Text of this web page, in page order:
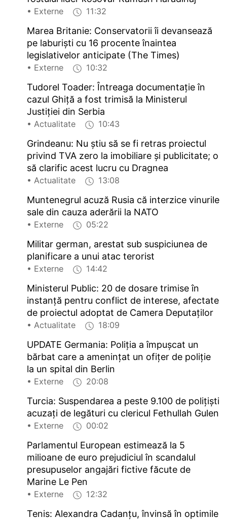
• Externe 11:32
Marea Britanie: Conservatorii îi devansează
pe laburiști cu 16 procente înaintea
legislativelor anticipate (The Times)
• Externe 10:32
Tudorel Toader: Întreaga documentație în
cazul Ghiță a fost trimisă la Ministerul
Justiției din Serbia
• Actualitate 10:43
Grindeanu: Nu știu să se fi retras proiectul
privind TVA zero la imobiliare și publicitate; o
să clarific acest lucru cu Dragnea
• Actualitate 13:08
Muntenegrul acuză Rusia că interzice vinurile
sale din cauza aderării la NATO
• Externe 05:22
Militar german, arestat sub suspiciunea de
planificare a unui atac terorist
• Externe 14:42
Ministerul Public: 20 de dosare trimise în
instanță pentru conflict de interese, afectate
de proiectul adoptat de Camera Deputaților
• Actualitate 18:09
UPDATE Germania: Poliția a împușcat un
bărbat care a amenințat un ofițer de poliție
la un spital din Berlin
• Externe 20:08
Turcia: Suspendarea a peste 9.100 de polițiști
acuzați de legături cu clericul Fethullah Gulen
• Externe 00:02
Parlamentul European estimează la 5
milioane de euro prejudiciul în scandalul
presupuselor angajări fictive făcute de
Marine Le Pen
• Externe 12:32
Tenis: Alexandra Cadanțu, învinsă în optimile